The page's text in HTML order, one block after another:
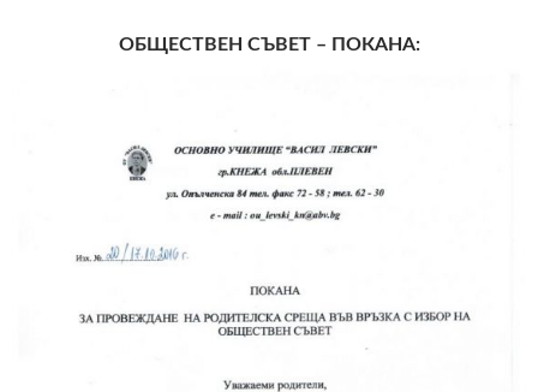
ОБЩЕСТВЕН СЪВЕТ – ПОКАНА: